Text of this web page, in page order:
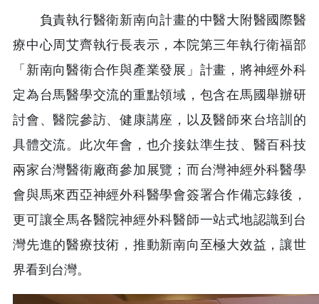
負責執行醫衛新南向計畫的中醫大附醫國際醫
療中心周艾齊執行長表示，本院第三年執行衛福部
「新南向醫衛合作與產業發展」計畫，將神經外科
定為台馬醫學交流的重點領域，包含在馬國舉辦研
討會、醫院參訪、健康講座，以及醫師來台培訓的
具體交流。此次年會，也介接鈦準生技、醫百科技
兩家台灣醫衛廠商參加展覽；而台灣神經外科醫學
會與馬來西亞神經外科醫學會簽署合作備忘錄後，
更可讓全馬各醫院神經外科醫師一站式地認識到台
灣先進的醫療技術，推動新南向至極大效益，讓世
界看到台灣。